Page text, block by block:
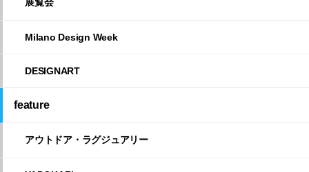
Milano Design Week
DESIGNART
feature
アウトドア・ラグジュアリー